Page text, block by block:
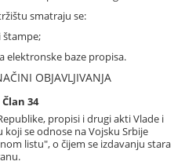
smatraju se:
štampe;
elektronske baze propisa.
OBJAVLJIVANJA
Član 34
propisi i drugi akti Vlade i
se odnose na Vojsku Srbije
listu", o čijem se izdavanju stara